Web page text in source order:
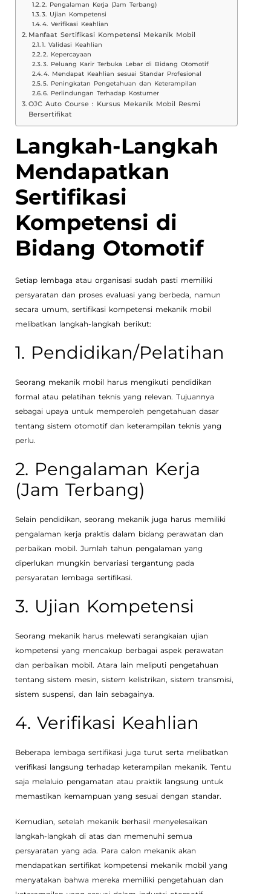
2. Pengalaman Kerja (Jam Terbang)
3. Ujian Kompetensi
4. Verifikasi Keahlian
Manfaat Sertifikasi Kompetensi Mekanik Mobil
1. Validasi Keahlian
2. Kepercayaan
3. Peluang Karir Terbuka Lebar di Bidang Otomotif
4. Mendapat Keahlian sesuai Standar Profesional
5. Peningkatan Pengetahuan dan Keterampilan
6. Perlindungan Terhadap Kostumer
OJC Auto Course : Kursus Mekanik Mobil Resmi
Bersertifikat
Langkah-Langkah
Mendapatkan
Sertifikasi
Kompetensi di
Bidang Otomotif
Setiap lembaga atau organisasi sudah pasti memiliki
persyaratan dan proses evaluasi yang berbeda, namun
secara umum, sertifikasi kompetensi mekanik mobil
melibatkan langkah-langkah berikut:
1. Pendidikan/Pelatihan
Seorang mekanik mobil harus mengikuti pendidikan
formal atau pelatihan teknis yang relevan. Tujuannya
sebagai upaya untuk memperoleh pengetahuan dasar
tentang sistem otomotif dan keterampilan teknis yang
perlu.
2. Pengalaman Kerja
(Jam Terbang)
Selain pendidikan, seorang mekanik juga harus memiliki
pengalaman kerja praktis dalam bidang perawatan dan
perbaikan mobil. Jumlah tahun pengalaman yang
diperlukan mungkin bervariasi tergantung pada
persyaratan lembaga sertifikasi.
3. Ujian Kompetensi
Seorang mekanik harus melewati serangkaian ujian
kompetensi yang mencakup berbagai aspek perawatan
dan perbaikan mobil. Atara lain meliputi pengetahuan
tentang sistem mesin, sistem kelistrikan, sistem transmisi,
sistem suspensi, dan lain sebagainya.
4. Verifikasi Keahlian
Beberapa lembaga sertifikasi juga turut serta melibatkan
verifikasi langsung terhadap keterampilan mekanik. Tentu
saja melaluio pengamatan atau praktik langsung untuk
memastikan kemampuan yang sesuai dengan standar.
Kemudian, setelah mekanik berhasil menyelesaikan
langkah-langkah di atas dan memenuhi semua
persyaratan yang ada. Para calon mekanik akan
mendapatkan sertifikat kompetensi mekanik mobil yang
menyatakan bahwa mereka memiliki pengetahuan dan